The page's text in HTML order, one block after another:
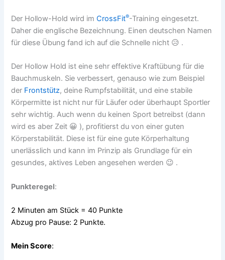
Der Hollow-Hold wird imCrossFit®-Training eingesetzt.
Daher die englische Bezeichnung. Einen deutschen Namen
für diese Übung fand ich auf die Schnelle nicht 😥 .
Der Hollow Hold ist eine sehr effektive Kraftübung für die
Bauchmuskeln. Sie verbessert, genauso wie zum Beispiel
der Frontstütz, deine Rumpfstabilität, und eine stabile
Körpermitte ist nicht nur für Läufer oder überhaupt Sportler
sehr wichtig. Auch wenn du keinen Sport betreibst (dann
wird es aber Zeit 😀 ), profitierst du von einer guten
Körperstabilität. Diese ist für eine gute Körperhaltung
unerlässlich und kann im Prinzip als Grundlage für ein
gesundes, aktives Leben angesehen werden 😉 .
Punkteregel:
2 Minuten am Stück = 40 Punkte
Abzug pro Pause: 2 Punkte.
Mein Score: